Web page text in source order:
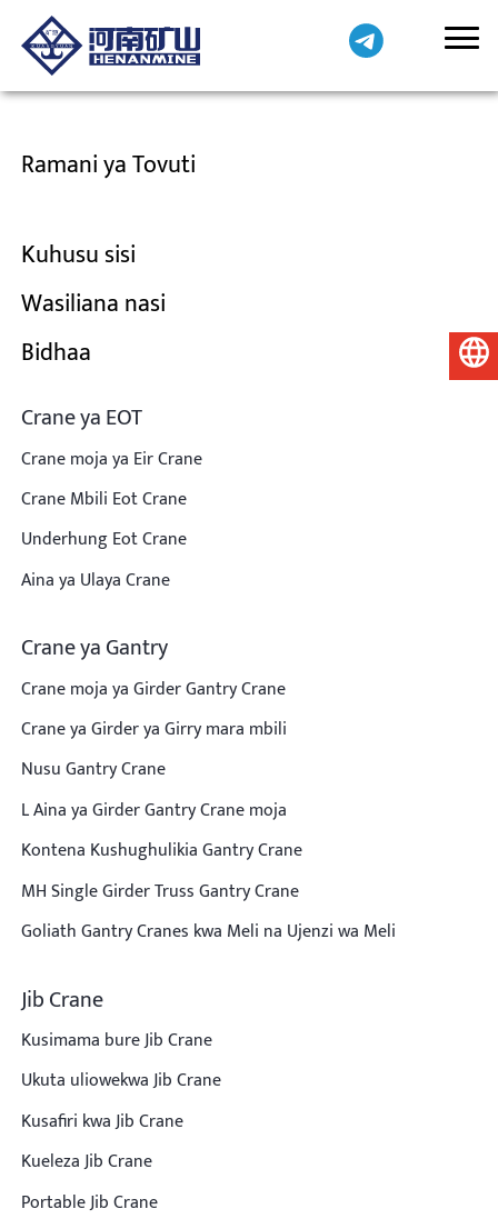
Blogu
Maombi
Kuhusu sisi
Wasiliana nasi
Ramani ya Tovuti
Kuhusu sisi
Wasiliana nasi
Bidhaa
Crane ya EOT
Crane moja ya Eir Crane
Crane Mbili Eot Crane
Underhung Eot Crane
Aina ya Ulaya Crane
Crane ya Gantry
Crane moja ya Girder Gantry Crane
Crane ya Girder ya Girry mara mbili
Nusu Gantry Crane
L Aina ya Girder Gantry Crane moja
Kontena Kushughulikia Gantry Crane
MH Single Girder Truss Gantry Crane
Goliath Gantry Cranes kwa Meli na Ujenzi wa Meli
Jib Crane
Kusimama bure Jib Crane
Ukuta uliowekwa Jib Crane
Kusafiri kwa Jib Crane
Kueleza Jib Crane
Portable Jib Crane
Kiswahili